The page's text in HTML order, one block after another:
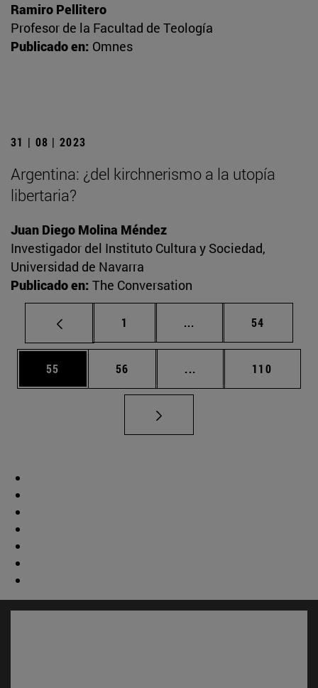
Ramiro Pellitero
Profesor de la Facultad de Teología
Publicado en: Omnes
31 | 08 | 2023
Argentina: ¿del kirchnerismo a la utopía
libertaria?
Juan Diego Molina Méndez
Investigador del Instituto Cultura y Sociedad,
Universidad de Navarra
Publicado en: The Conversation
Página
1 ... Páginas intermedias
Página
54
Página
55 Página
56 ... Páginas intermedias
Página
110